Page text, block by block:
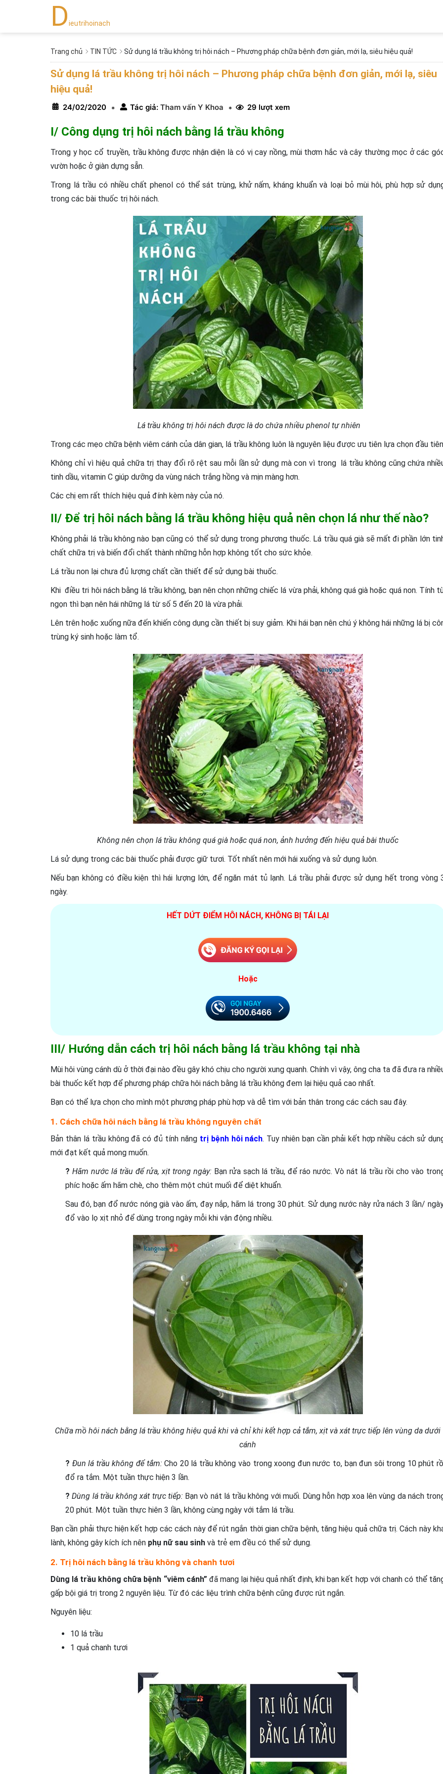
Dieutrihoinach
Trang chủ TIN TỨC Sử dụng lá trầu không trị hôi nách – Phương pháp chữa bệnh đơn giản, mới lạ, siêu hiệu quả!
Sử dụng lá trầu không trị hôi nách – Phương pháp chữa bệnh đơn giản, mới lạ, siêu
hiệu quả!
24/02/2020 * Tác giả: Tham vấn Y Khoa * 29 lượt xem
I/ Công dụng trị hôi nách bằng lá trầu không
Trong y học cổ truyền, trầu không được nhận diện là có vị cay nồng, mùi thơm hắc và cây thường mọc ở các
vườn hoặc ở giàn dựng sẵn.
Trong lá trầu có nhiều chất phenol có thể sát trùng, khử nấm, kháng khuẩn và loại bỏ mùi hôi, phù hợp sử
trong các bài thuốc trị hôi nách.
Lá trầu không trị hôi nách được là do chứa nhiều phenol tự nhiên
Trong các mẹo chữa bệnh viêm cánh của dân gian, lá trầu không luôn là nguyên liệu được ưu tiên lựa chọn đầu
Không chỉ vì hiệu quả chữa trị thay đổi rõ rệt sau mỗi lần sử dụng mà con vì trong lá trầu không cũng chứa
tinh dầu, vitamin C giúp dưỡng da vùng nách trắng hồng và mịn màng hơn.
Các chị em rất thích hiệu quả đính kèm này của nó.
II/ Để trị hôi nách bằng lá trầu không hiệu quả nên chọn lá như thế nào?
Không phải lá trầu không nào bạn cũng có thể sử dụng trong phương thuốc. Lá trầu quá già sẽ mất đi phần lớn
chất chữa trị và biến đổi chất thành những hỗn hợp không tốt cho sức khỏe.
Lá trầu non lại chưa đủ lượng chất cần thiết để sử dụng bài thuốc.
Khi điều tri hôi nách bằng lá trầu không, bạn nên chọn những chiếc lá vừa phải, không quá già hoặc quá non. Tính
ngọn thì bạn nên hái những lá từ số 5 đến 20 là vừa phải.
Lên trên hoặc xuống nữa đến khiến công dụng cần thiết bị suy giảm. Khi hái bạn nên chú ý không hái những lá bị
trùng ký sinh hoặc làm tổ.
Không nên chọn lá trầu không quá già hoặc quá non, ảnh hưởng đến hiệu quả bài thuốc
Lá sử dụng trong các bài thuốc phải được giữ tươi. Tốt nhất nên mới hái xuống và sử dụng luôn.
Nếu bạn không có điều kiện thì hái lượng lớn, để ngăn mát tủ lạnh. Lá trầu phải được sử dụng hết trong vòng
ngày.
HẾT DỨT ĐIỂM HÔI NÁCH, KHÔNG BỊ TÁI LẠI
Hoặc
III/ Hướng dẫn cách trị hôi nách bằng lá trầu không tại nhà
Mùi hôi vùng cánh dù ở thời đại nào đều gây khó chịu cho người xung quanh. Chính vì vậy, ông cha ta đã đưa ra
bài thuốc kết hợp để phương pháp chữa hôi nách bằng lá trầu không đem lại hiệu quả cao nhất.
Bạn có thể lựa chọn cho mình một phương pháp phù hợp và dễ tìm với bản thân trong các cách sau đây.
1. Cách chữa hôi nách bằng lá trầu không nguyên chất
Bản thân lá trầu không đã có đủ tính năng trị bệnh hôi nách. Tuy nhiên bạn cần phải kết hợp nhiều cách sử
mới đạt kết quả mong muốn.
? Hãm nước lá trầu để rửa, xịt trong ngày:Bạn rửa sạch lá trầu, để ráo nước. Vò nát lá trầu rồi cho vào
phíc hoặc ấm hãm chè, cho thêm một chút muối để diệt khuẩn.
Sau đó, bạn đổ nước nóng già vào ấm, đạy nắp, hãm lá trong 30 phút. Sử dụng nước này rửa nách 3 lần/
đổ vào lọ xịt nhỏ để dùng trong ngày mỗi khi vận động nhiều.
Chữa mồ hôi nách bằng lá trầu không hiệu quả khi và chỉ khi kết hợp cả tắm, xịt và xát trực tiếp lên vùng da dưới
cánh
? Đun lá trầu không để tắm:Cho 20 lá trầu không vào trong xoong đun nước to, bạn đun sôi trong 10 phút
đổ ra tắm. Một tuần thực hiện 3 lần.
?Dùng lá trầu không xát trực tiếp:Bạn vò nát lá trầu không với muối. Dùng hỗn hợp xoa lên vùng da nách
20 phút. Một tuần thực hiên 3 lần, không cùng ngày với tắm lá trầu.
Bạn cần phải thực hiện kết hợp các cách này để rút ngắn thời gian chữa bệnh, tăng hiệu quả chữa trị. Cách này
lành, không gây kích ích nên phụ nữ sau sinh và trẻ em đều có thể sử dụng.
2. Trị hôi nách bằng lá trầu không và chanh tươi
Dùng lá trầu không chữa bệnh “viêm cánh” đã mang lại hiệu quả nhất định, khi bạn kết hợp với chanh có thể
gấp bội giá trị trong 2 nguyên liệu. Từ đó các liệu trình chữa bệnh cũng được rút ngắn.
Nguyên liệu:
10 lá trầu
1 quả chanh tươi